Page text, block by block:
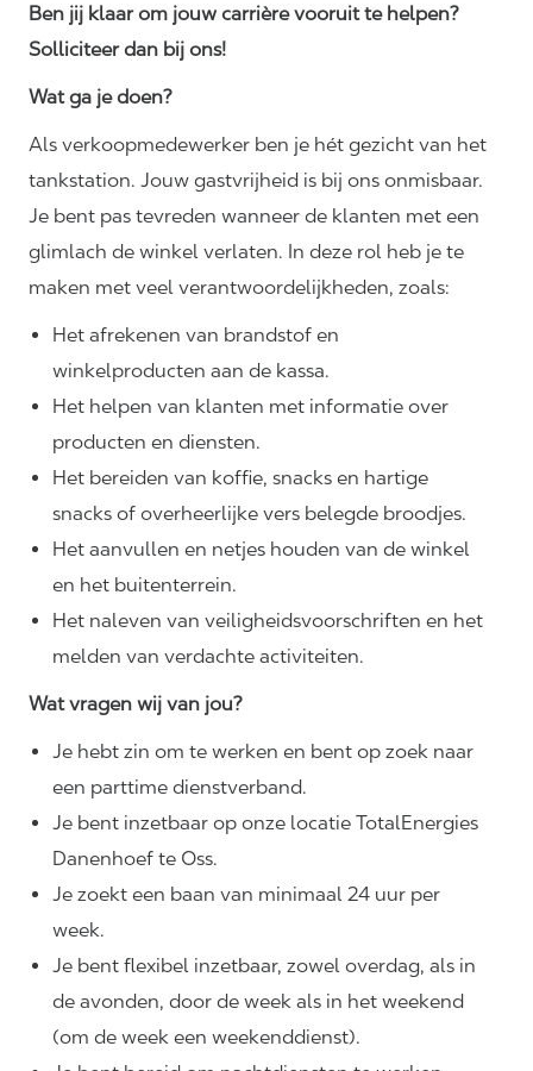
Ben jij klaar om jouw carrière vooruit te helpen?
Solliciteer dan bij ons!
Wat ga je doen?
Als verkoopmedewerker ben je hét gezicht van het
tankstation. Jouw gastvrijheid is bij ons onmisbaar.
Je bent pas tevreden wanneer de klanten met een
glimlach de winkel verlaten. In deze rol heb je te
maken met veel verantwoordelijkheden, zoals:
Het afrekenen van brandstof en
winkelproducten aan de kassa.
Het helpen van klanten met informatie over
producten en diensten.
Het bereiden van koffie, snacks en hartige
snacks of overheerlijke vers belegde broodjes.
Het aanvullen en netjes houden van de winkel
en het buitenterrein.
Het naleven van veiligheidsvoorschriften en het
melden van verdachte activiteiten.
Wat vragen wij van jou?
Je hebt zin om te werken en bent op zoek naar
een parttime dienstverband.
Je bent inzetbaar op onze locatie TotalEnergies
Danenhoef te Oss.
Je zoekt een baan van minimaal 24 uur per
week.
Je bent flexibel inzetbaar, zowel overdag, als in
de avonden, door de week als in het weekend
(om de week een weekenddienst).